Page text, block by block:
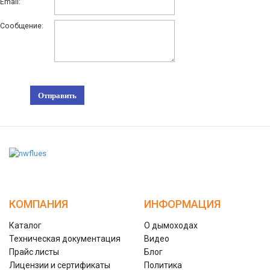
Email:
Сообщение:
КОМПАНИЯ
Каталог
Техническая документация
Прайс листы
Лицензии и сертификаты
ИНФОРМАЦИЯ
О дымоходах
Видео
Блог
Политика